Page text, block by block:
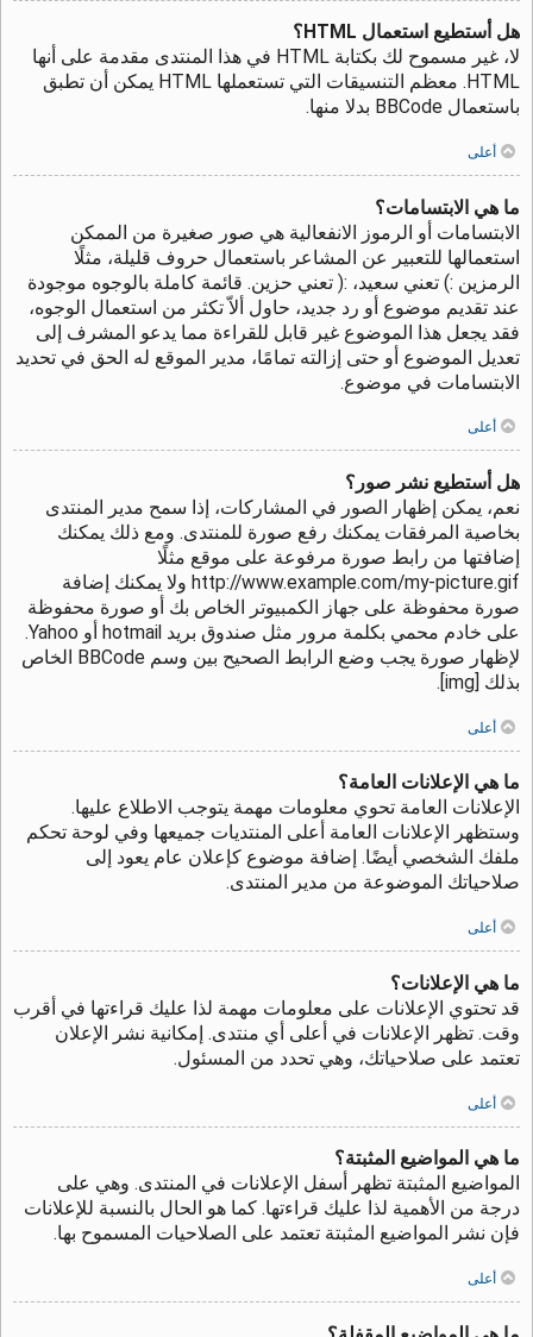
هل أستطيع استعمال HTML؟
لا، غير مسموح لك بكتابة HTML في هذا المنتدى مقدمة على أنها
HTML. معظم التنسيقات التي تستعملها HTML يمكن أن تطبق
باستعمال BBCode بدلا منها.
أعلى
ما هي الابتسامات؟
الابتسامات أو الرموز الانفعالية هي صور صغيرة من الممكن
استعمالها للتعبير عن المشاعر باستعمال حروف قليلة، مثلًا
الرمزين :) تعني سعيد، :( تعني حزين. قائمة كاملة بالوجوه موجودة
عند تقديم موضوع أو رد جديد، حاول ألاّ تكثر من استعمال الوجوه،
فقد يجعل هذا الموضوع غير قابل للقراءة مما يدعو المشرف إلى
تعديل الموضوع أو حتى إزالته تمامًا، مدير الموقع له الحق في تحديد
الابتسامات في موضوع.
أعلى
هل أستطيع نشر صور؟
نعم، يمكن إظهار الصور في المشاركات، إذا سمح مدير المنتدى
بخاصية المرفقات يمكنك رفع صورة للمنتدى. ومع ذلك يمكنك
إضافتها من رابط صورة مرفوعة على موقع مثلًا
http://www.example.com/my-picture.gif ولا يمكنك إضافة
صورة محفوظة على جهاز الكمبيوتر الخاص بك أو صورة محفوظة
على خادم محمي بكلمة مرور مثل صندوق بريد hotmail أو Yahoo.
لإظهار صورة يجب وضع الرابط الصحيح بين وسم BBCode الخاص
بذلك [img].
أعلى
ما هي الإعلانات العامة؟
الإعلانات العامة تحوي معلومات مهمة يتوجب الاطلاع عليها.
وستظهر الإعلانات العامة أعلى المنتديات جميعها وفي لوحة تحكم
ملفك الشخصي أيضًا. إضافة موضوع كإعلان عام يعود إلى
صلاحياتك الموضوعة من مدير المنتدى.
أعلى
ما هي الإعلانات؟
قد تحتوي الإعلانات على معلومات مهمة لذا عليك قراءتها في أقرب
وقت. تظهر الإعلانات في أعلى أي منتدى. إمكانية نشر الإعلان
تعتمد على صلاحياتك، وهي تحدد من المسئول.
أعلى
ما هي المواضيع المثبتة؟
المواضيع المثبتة تظهر أسفل الإعلانات في المنتدى. وهي على
درجة من الأهمية لذا عليك قراءتها. كما هو الحال بالنسبة للإعلانات
فإن نشر المواضيع المثبتة تعتمد على الصلاحيات المسموح بها.
أعلى